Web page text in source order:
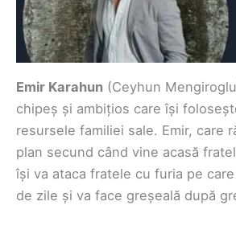
Emir Karahun (Ceyhun
chipeș și ambițios care își
resursele familiei sale. Emir, care
plan secund când vine acasă
își va ataca fratele cu furia pe
de zile și va face greșeală după